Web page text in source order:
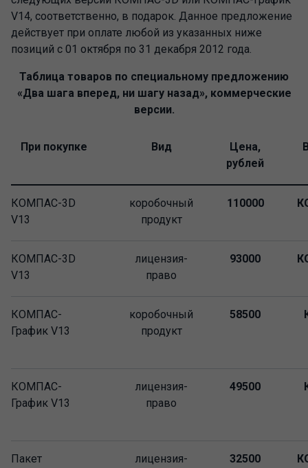
V14, соответственно, в подарок. Данное предложение
действует при оплате любой из указанных ниже
позиций с 01 октября по 31 декабря 2012 года.
Таблица товаров по специальному предложению
«Два шага вперед, ни шагу назад», коммерческие
версии.
При покупке Вид
Цена,
рублей
КОМПАС-3D
V13
коробочный
продукт
110000
КОМПАС-3D
V13
лицензия-
право
93000
КОМПАС-
График V13
коробочный
продукт
58500
КОМПАС-
График V13
лицензия-
право
49500
Пакет
лицензия-
32500